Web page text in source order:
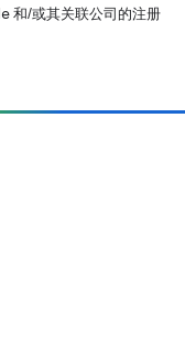
和/或其关联公司的注册